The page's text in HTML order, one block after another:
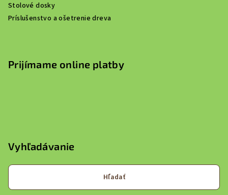
Stolové dosky
Príslušenstvo a ošetrenie dreva
Prijímame online platby
Vyhľadávanie
Hľadať